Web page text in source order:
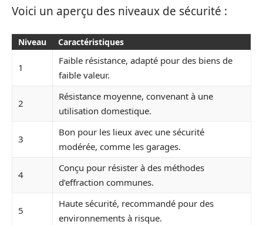
Voici un aperçu des niveaux de sécurité :
Niveau Caractéristiques
1
Faible résistance, adapté pour des biens de
faible valeur.
2
Résistance moyenne, convenant à une
utilisation domestique.
3
Bon pour les lieux avec une sécurité
modérée, comme les garages.
4
Conçu pour résister à des méthodes
d’effraction communes.
5
Haute sécurité, recommandé pour des
environnements à risque.